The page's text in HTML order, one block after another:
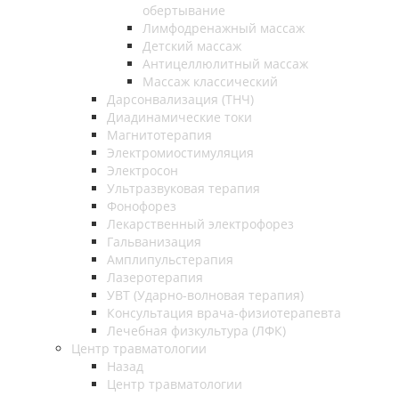
обертывание
Лимфодренажный массаж
Детский массаж
Антицеллюлитный массаж
Массаж классический
Дарсонвализация (ТНЧ)
Диадинамические токи
Магнитотерапия
Электромиостимуляция
Электросон
Ультразвуковая терапия
Фонофорез
Лекарственный электрофорез
Гальванизация
Амплипульстерапия
Лазеротерапия
УВТ (Ударно-волновая терапия)
Консультация врача-физиотерапевта
Лечебная физкультура (ЛФК)
Центр травматологии
Назад
Центр травматологии